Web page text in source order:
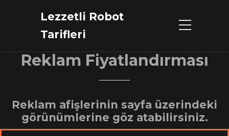
Lezzetli Robot
Tarifleri
Reklam Fiyatlandırması
Reklam afişlerinin sayfa üzerindeki
görünümlerine göz atabilirsiniz.